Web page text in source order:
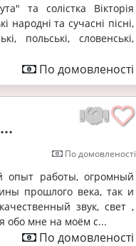
та солістка Вікторія
та сучасні пісні,
польські, словенські,
По домовленості
По домовленості
опыт работы, огромный
прошлого века, так и
звук, свет ,
обо мне на моём с...
По домовленості